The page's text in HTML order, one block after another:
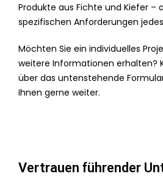
Produkte aus Fichte und Kiefer –
spezifischen Anforderungen
Möchten Sie ein individuelles
weitere Informationen erhalten?
über das untenstehende
Ihnen gerne weiter.
Vertrauen führender